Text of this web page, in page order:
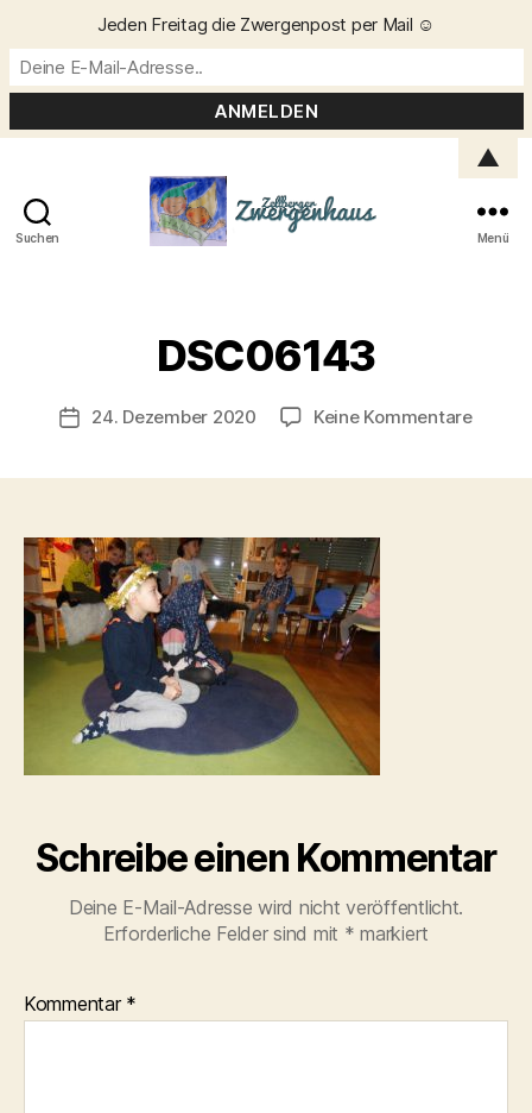
Suchen Menü
DSC06143
Beitragsautor
n
C
ri
t
Veröffentlichungsdatum
24. Dezember 2020 Keine Kommentarezu
Schreibe einen Kommentar
Deine E-Mail-Adresse wird nicht veröffentlicht.
Erforderliche Felder sind mit * markiert
Kommentar *
Jeden Freitag die Zwergenpost per Mail ☺️
▲